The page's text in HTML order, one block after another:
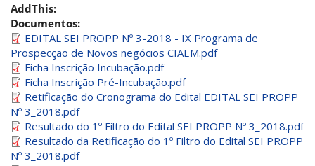
AddThis:
Documentos:
EDITAL SEI PROPP Nº 3-2018 - IX Programa de
Prospecção de Novos negócios CIAEM.pdf
Ficha Inscrição Incubação.pdf
Ficha Inscrição Pré-Incubação.pdf
Retificação do Cronograma do Edital EDITAL SEI PROPP
Nº 3_2018.pdf
Resultado do 1º Filtro do Edital SEI PROPP Nº 3_2018.pdf
Resultado da Retificação do 1º Filtro do Edital SEI PROPP
Nº 3_2018.pdf